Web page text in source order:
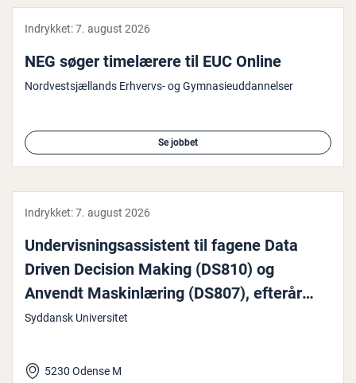
Indrykket:7. august 2026
NEG søger ti­me­læ­re­re til EUC Online
Nordvestsjællands Erhvervs- og Gymnasieuddannelser
Se jobbet
Indrykket:7. august 2026
Un­der­vis­nings­as­si­stent til fagene Data
Driven Decision Making (DS810) og
Anvendt Ma­skin­læ­ring (DS807), efterår
2026
Syddansk Universitet
5230 Odense M